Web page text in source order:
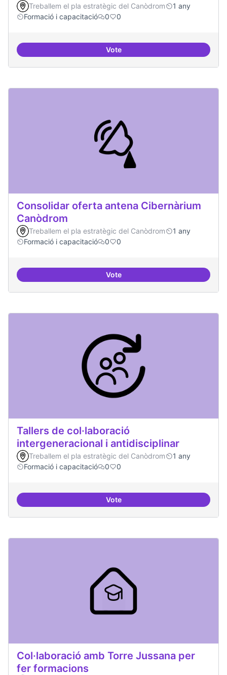
Treballem el pla estratègic del Canòdrom
1 any
Formació i capacitació
0 0
VoteÀrees de formació definides i
Consolidar oferta antena Cibernàrium
Canòdrom
Treballem el pla estratègic del Canòdrom
1 any
Formació i capacitació
0 0
VoteConsolidar oferta antena
Tallers de col·laboració
intergeneracional i antidisciplinar
Treballem el pla estratègic del Canòdrom
1 any
Formació i capacitació
0 0
VoteTallers de col·laboració
Col·laboració amb Torre Jussana per
fer formacions